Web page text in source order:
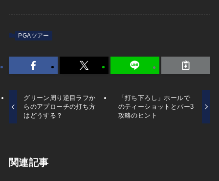
PGAツアー
グリーン周り逆目ラフか
らのアプローチの打ち方
はどうする？
「打ち下ろし」ホールで
のティーショットとパー3
攻略のヒント
関連記事